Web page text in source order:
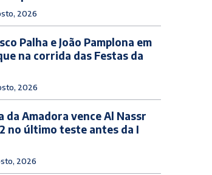
2026
Palha e João Pamplona em
na corrida das Festas da
2026
da Amadora vence Al Nassr
no último teste antes da I
2026